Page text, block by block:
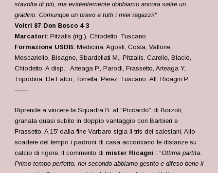
stavolta di più, ma evidentemente dobbiamo ancora salire un
gradino. Comunque un bravo a tutti i miei ragazzi!“.
Voltri 87-Don Bosco 4-3
Marcatori: Pitzalis (rig.), Chiodetto, Tuscano
Formazione USDB: Medicina, Agosti, Costa, Vallone,
Moscariello, Bisagno, Sbardellati M., Pitzalis, Carello, Blacio,
Chiodetto. A disp.: Arteaga P., Parodi, Frassetto, Arteaga Y.,
Tripodina, De Falco, Torretta, Perez, Tuscano. All. Ricagni P.
——-
Riprende a vincere la Squadra B: al “Piccardo” di Borzoli,
granata quasi subito in doppio vantaggio con Barbieri e
Frassetto. A 15′ dalla fine Varbaro sigla il tris dei salesiani. Allo
scadere del tempo i padroni di casa accorciano le distanze su
calcio di rigore. Il commento di mister Ricagni : “Ottima partita.
Primo tempo perfetto, nel secondo abbiamo gestito e difeso bene il